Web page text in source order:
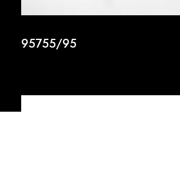
95755/95